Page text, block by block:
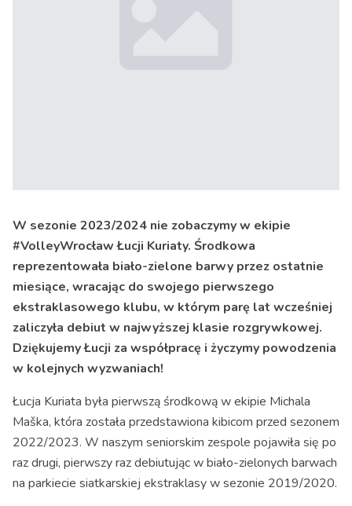
W sezonie 2023/2024 nie zobaczymy w ekipie
#VolleyWrocław Łucji Kuriaty. Środkowa
reprezentowała biało-zielone barwy przez ostatnie
miesiące, wracając do swojego pierwszego
ekstraklasowego klubu, w którym parę lat wcześniej
zaliczyła debiut w najwyższej klasie rozgrywkowej.
Dziękujemy Łucji za współpracę i życzymy powodzenia
w kolejnych wyzwaniach!
Łucja Kuriata była pierwszą środkową w ekipie Michala
Maška, która została przedstawiona kibicom przed sezonem
2022/2023. W naszym seniorskim zespole pojawiła się po
raz drugi, pierwszy raz debiutując w biało-zielonych barwach
na parkiecie siatkarskiej ekstraklasy w sezonie 2019/2020.